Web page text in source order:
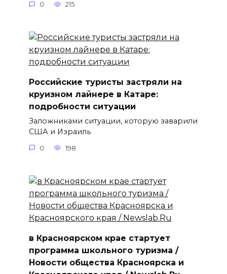
0 215
Российские туристы застряли на
круизном лайнере в Катаре:
подробности ситуации
Заложниками ситуации, которую заварили
США и Израиль
0 198
в Красноярском крае стартует
программа школьного туризма /
Новости общества Красноярска и